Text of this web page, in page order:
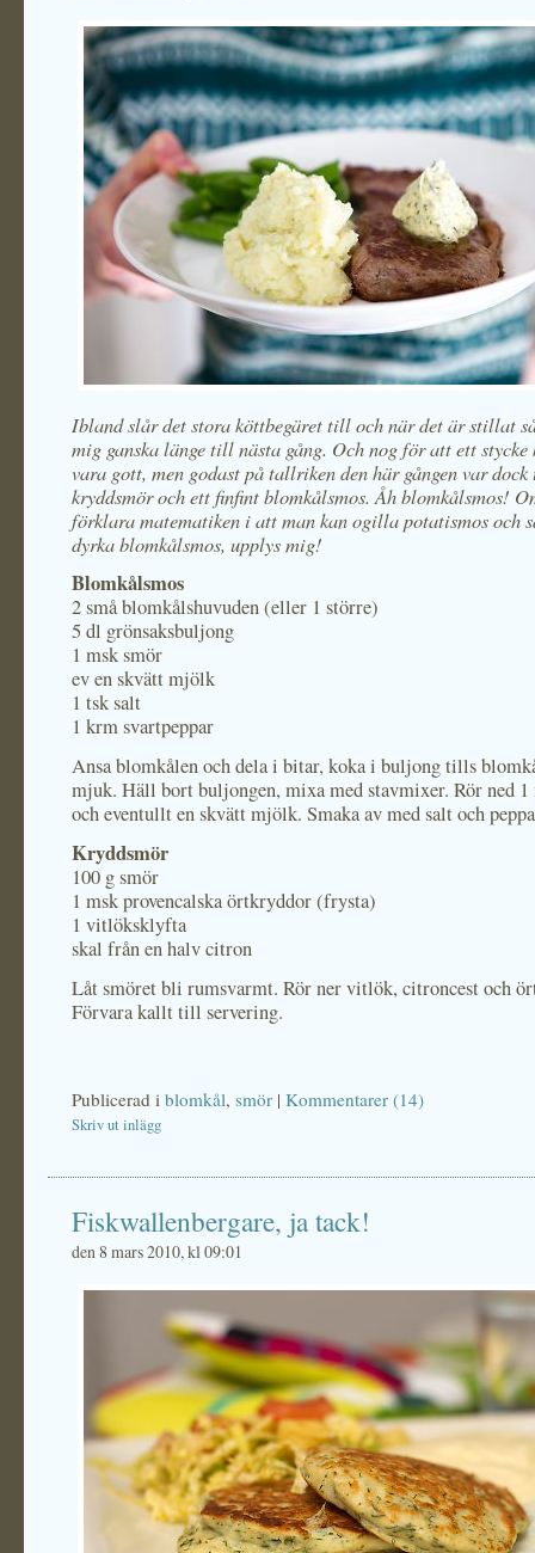
Ibland slår det stora köttbegäret till och när det är stillat
mig ganska länge till nästa gång. Och nog för att ett
vara gott, men godast på tallriken den här gången var
kryddsmör och ett finfint blomkålsmos. Åh blomkålsmos!
förklara matematiken i att man kan ogilla potatismos och
dyrka blomkålsmos, upplys mig!
Blomkålsmos
2 små blomkålshuvuden (eller 1 större)
5 dl grönsaksbuljong
1 msk smör
ev en skvätt mjölk
1 tsk salt
1 krm svartpeppar
Ansa blomkålen och dela i bitar, koka i buljong tills
mjuk. Häll bort buljongen, mixa med stavmixer. Rör ned 1
och eventullt en skvätt mjölk. Smaka av med salt och
Kryddsmör
100 g smör
1 msk provencalska örtkryddor (frysta)
1 vitlöksklyfta
skal från en halv citron
Låt smöret bli rumsvarmt. Rör ner vitlök, citroncest och
Förvara kallt till servering.
Publicerad i blomkål, smör | Kommentarer (14)
Skriv ut inlägg
Fiskwallenbergare, ja tack!
den 8 mars 2010, kl 09:01